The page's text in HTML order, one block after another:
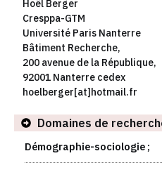
Hoël Berger
Cresppa-GTM
Université Paris Nanterre
Bâtiment Recherche,
200 avenue de la République,
92001 Nanterre cedex
hoelberger[at]hotmail.fr
Domaines de
Démographie-sociologie ;